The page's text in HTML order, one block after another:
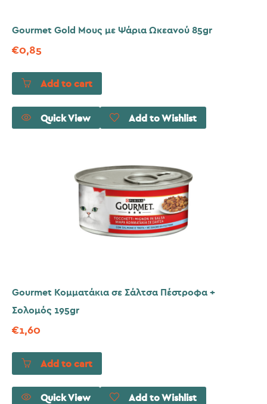
Gourmet Gold Μους με Ψάρια Ωκεανού 85gr
€0,85
Add to cart
Quick View Add to Wishlist
Gourmet Κομματάκια σε Σάλτσα Πέστροφα +
Σολομός 195gr
€1,60
Add to cart
Quick View Add to Wishlist